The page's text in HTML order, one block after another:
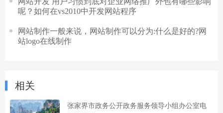
呢？如何在vs2010中开发网站程序
网站制作一般来说，网站制作可以分为:什么是好的?网
站logo在线制作
相关
张家界市政务公开政务服务领导小组办公室电